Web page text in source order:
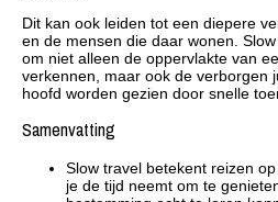
Dit kan ook leiden tot een diepere
en de mensen die daar wonen.
om niet alleen de oppervlakte van
verkennen, maar ook de verborgen
hoofd worden gezien door snelle
Samenvatting
Slow travel betekent reizen
je de tijd neemt om te